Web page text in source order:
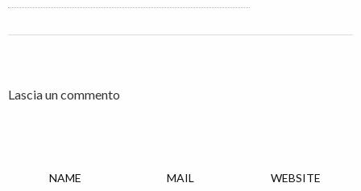
Lascia un commento
NAME MAIL WEBSITE